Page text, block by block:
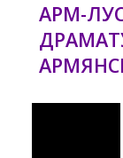
АРМ-